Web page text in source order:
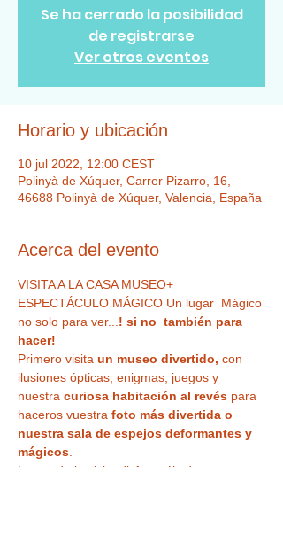
Se ha cerrado la posibilidad
de registrarse
Ver otros eventos
Horario y ubicación
10 jul 2022, 12:00 CEST
Polinyà de Xúquer, Carrer Pizarro, 16,
46688 Polinyà de Xúquer, Valencia, España
Acerca del evento
VISITA A LA CASA MUSEO+
ESPECTÁCULO MÁGICO Un lugar  Mágico
no solo para ver... ! si no  también para
hacer!
Primero visita un museo divertido, con
ilusiones ópticas, enigmas, juegos y
nuestra curiosa habitación al revés para
haceros vuestra foto más divertida o
nuestra sala de espejos deformantes y
mágicos
Luego de la visita disfrutaréis de un